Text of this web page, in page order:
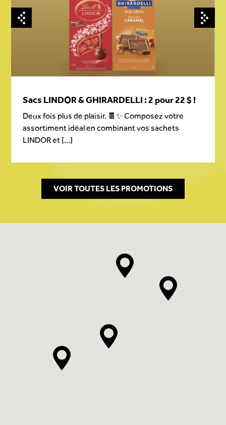
Sacs LINDOR & GHIRARDELLI : 2 pour 22 $ !
Deux fois plus de plaisir. 🍫✨ Composez votre
assortiment idéal en combinant vos sachets
LINDOR et [...]
VOIR TOUTES LES PROMOTIONS